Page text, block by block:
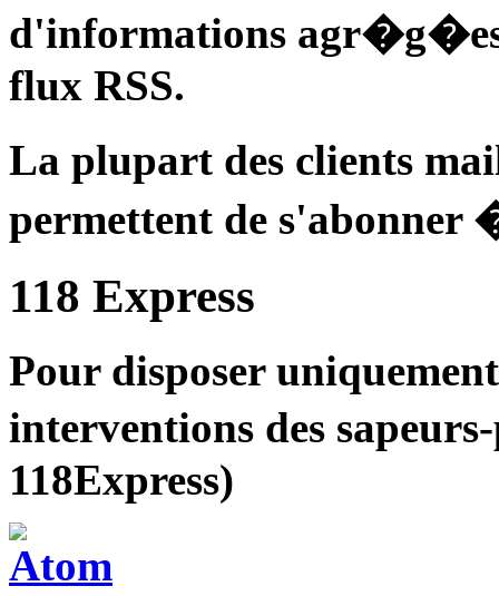
d'informations
flux RSS.
La plupart des clients
permettent de s'abonner
118 Express
Pour disposer
interventions des
118Express)